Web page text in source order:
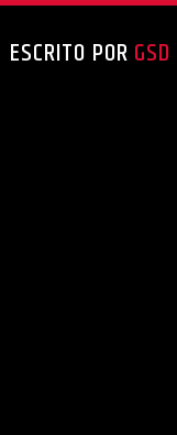
ESCRITO POR GSD